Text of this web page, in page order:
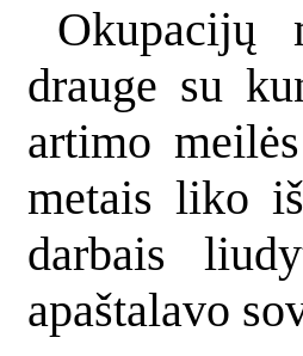
Okupacijų
drauge su
artimo
metais liko
darbais
apaštalavo